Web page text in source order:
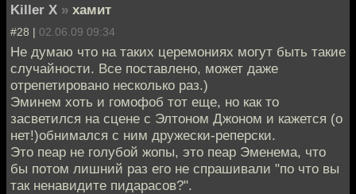
Killer X » хамит
#28 | 02.06.09 09:34
Не думаю что на таких церемониях могут быть такие
случайности. Все поставлено, может даже
отрепетировано несколько раз.)
Эминем хоть и гомофоб тот еще, но как то
засветился на сцене с Элтоном Джоном и кажется (о
нет!)обнимался с ним дружески-реперски.
Это пеар не голубой жопы, это пеар Эменема, что
бы потом лишний раз его не спрашивали "по что вы
так ненавидите пидарасов?".